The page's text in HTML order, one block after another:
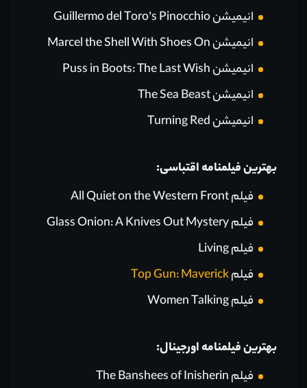
انیمیشن Guillermo del Toro’s Pinocchio
انیمیشن Marcel the Shell With Shoes On
انیمیشن Puss in Boots: The Last Wish
انیمیشن The Sea Beast
انیمیشن Turning Red
بهترین فیلمنامه اقتباسی:
فیلم All Quiet on the Western Front
فیلم Glass Onion: A Knives Out Mystery
فیلم Living
فیلمTop Gun: Maverick
فیلم Women Talking
بهترین فیلمنامه اورجینال:
فیلم The Banshees of Inisherin